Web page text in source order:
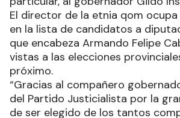
El director de la etnia qom
en la lista de candidatos a
que encabeza Armando Felipe
vistas a las elecciones
próximo.
“Gracias al compañero
del Partido Justicialista por la
de ser elegido de los tantos